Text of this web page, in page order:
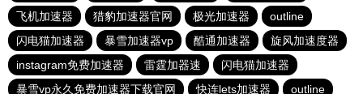
飞机加速器
猎豹加速器官网 极光加速器
outline
闪电猫加速器
暴雪加速器vp 酷通加速器
旋风加速度器
instagram免费加速器
雷霆加器速
闪电猫加速器
暴雪vp永久免费加速器下载官网
快连lets加速器 outline